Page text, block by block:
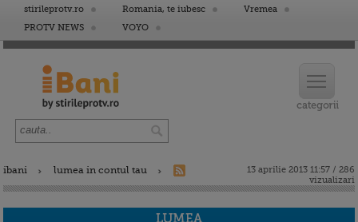
stirileprotv.ro Romania, te iubesc
Vremea
PROTV NEWS
VOYO
ibani lumea in contul tau
13 aprilie 2013 11:57 / 286
vizualizari